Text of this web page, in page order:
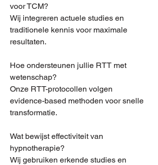
voor TCM?
Wij integreren actuele studies en
traditionele kennis voor maximale
resultaten.
Hoe ondersteunen jullie RTT met
wetenschap?
Onze RTT-protocollen volgen
evidence-based methoden voor snelle
transformatie.
Wat bewijst effectiviteit van
hypnotherapie?
Wij gebruiken erkende studies en